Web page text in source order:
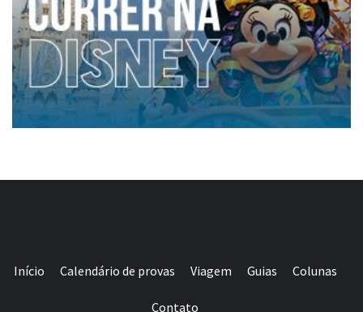
Início Calendário de provas Viagem Guias Colunas
Contato